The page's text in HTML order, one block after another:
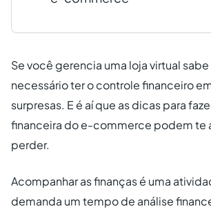
Se você gerencia uma loja virtual
necessário ter o controle financeiro
surpresas. E é aí que as dicas para
financeira do e-commerce podem te
perder.
Acompanhar as finanças é uma
demanda um tempo de análise